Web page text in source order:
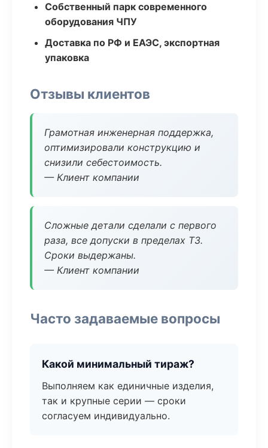
Собственный парк современного
оборудования ЧПУ
Доставка по РФ и ЕАЭС, экспортная
упаковка
Отзывы клиентов
Грамотная инженерная поддержка,
оптимизировали конструкцию и
снизили себестоимость.
— Клиент компании
Сложные детали сделали с первого
раза, все допуски в пределах ТЗ.
Сроки выдержаны.
— Клиент компании
Часто задаваемые вопросы
Какой минимальный тираж?
Выполняем как единичные изделия,
так и крупные серии — сроки
согласуем индивидуально.